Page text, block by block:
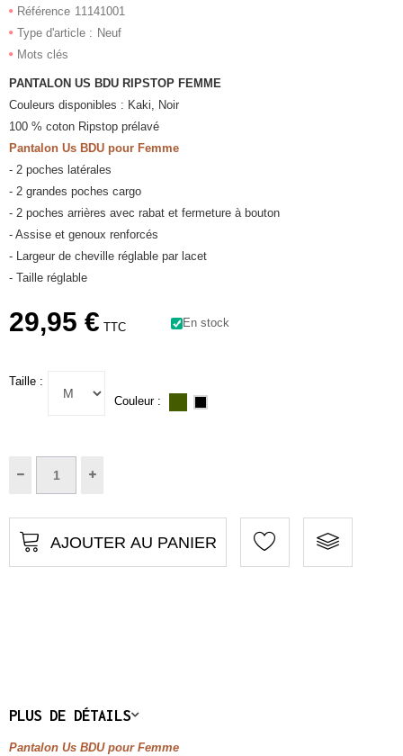
Référence 11141001
Type d'article : Neuf
Mots clés
PANTALON US BDU RIPSTOP FEMME
Couleurs disponibles : Kaki, Noir
100 % coton Ripstop prélavé
Pantalon Us BDU pour Femme
- 2 poches latérales
- 2 grandes poches cargo
- 2 poches arrières avec rabat et fermeture à bouton
- Assise et genoux renforcés
- Largeur de cheville réglable par lacet
- Taille réglable
29,95 € TTC En stock
Taille :
Couleur :
AJOUTER AU PANIER
PLUS DE DÉTAILS
Pantalon Us BDU pour Femme